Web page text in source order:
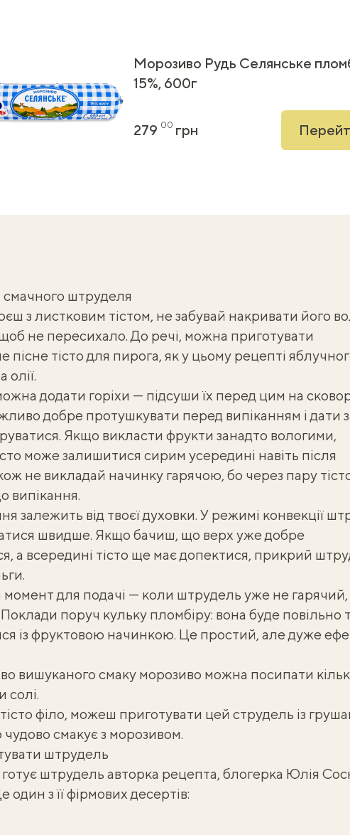
Морозиво Рудь Селянське
15%, 600г
279 00 грн
штруделя
з листковим тістом, не забувай накривати його
не пересихало. До речі, можна приготувати
пісне тісто для пирога, як у цьому рецепті
олії.
додати горіхи — підсуши їх перед цим на
добре протушкувати перед випіканням і дати
Якщо викласти фрукти занадто вологими,
може залишитися сирим усередині навіть після
не викладай начинку гарячою, бо через пару
випікання.
залежить від твоєї духовки. У режимі конвекції
швидше. Якщо бачиш, що верх уже добре
а всередині тісто ще має допектися, прикрий
для подачі — коли штрудель уже не гарячий,
поруч кульку пломбіру: вона буде повільно
із фруктовою начинкою. Це простий, але дуже
вишуканого смаку морозиво можна посипати
солі.
філо, можеш приготувати цей струдель із
чудово смакує з морозивом.
штрудель
штрудель авторка рецепта, блогерка Юлія
один з її фірмових десертів: